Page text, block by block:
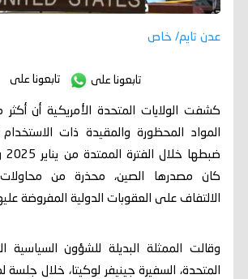
عدن تايم/ خاص
تابعونا على تابعونا على
المواد المحظورة والمقيدة ذات
كان مصدرها الصين، محذرة من
الالتفاف على العقوبات الدولية المفروضة
وقالت الممثلة البديلة للشؤون السياسية
المتحدة، السفيرة جينيفر لوكيتا، خلال